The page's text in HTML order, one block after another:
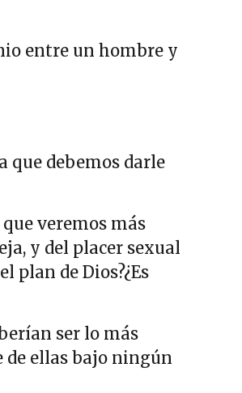
entre un hombre y
que debemos darle
veremos más
y del placer sexual
plan de Dios?¿Es
ser lo más
de ellas bajo ningún